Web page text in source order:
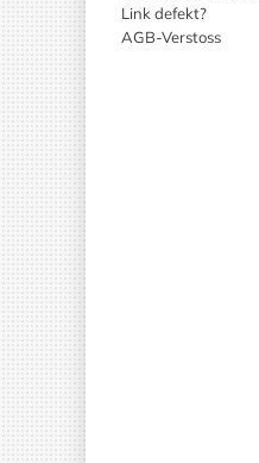
Link defekt?
AGB-Verstoss